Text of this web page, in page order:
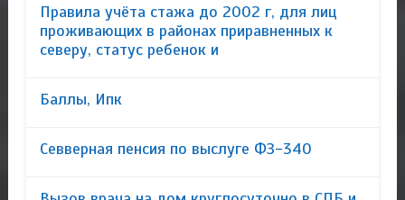
Правила учёта стажа до 2002 г, для лиц
проживающих в районах приравненных к
северу, статус ребенок и
Баллы, Ипк
Севверная пенсия по выслуге ФЗ-340